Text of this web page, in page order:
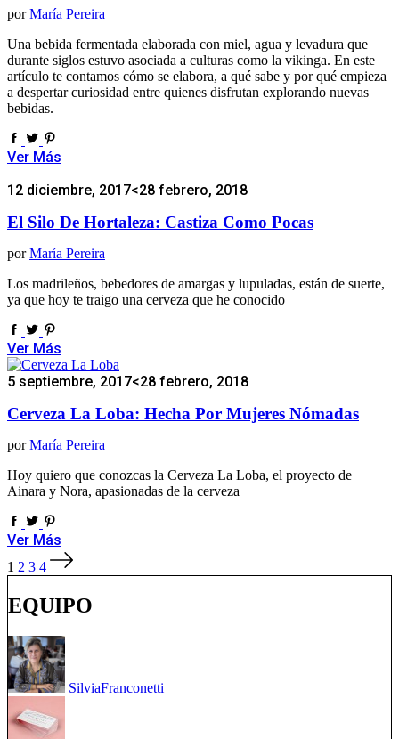
por María Pereira
Una bebida fermentada elaborada con miel, agua y levadura que
durante siglos estuvo asociada a culturas como la vikinga. En este
artículo te contamos cómo se elabora, a qué sabe y por qué empieza
a despertar curiosidad entre quienes disfrutan explorando nuevas
bebidas.
Ver Más
12 diciembre, 2017<28 febrero, 2018
El Silo De Hortaleza: Castiza Como Pocas
por María Pereira
Los madrileños, bebedores de amargas y lupuladas, están de suerte,
ya que hoy te traigo una cerveza que he conocido
Ver Más
5 septiembre, 2017<28 febrero, 2018
Cerveza La Loba: Hecha Por Mujeres Nómadas
por María Pereira
Hoy quiero que conozcas la Cerveza La Loba, el proyecto de
Ainara y Nora, apasionadas de la cerveza
Ver Más
Paginación
de
1 2 3 4
EQUIPO
SilviaFranconetti